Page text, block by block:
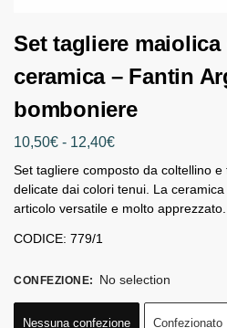
Set tagliere
ceramica – Fantin
bomboniere
10,50€ - 12,40€
Set tagliere composto da coltellino
delicate dai colori tenui. La
articolo versatile e molto
CODICE: 779/1
CONFEZIONE: No selection
Nessuna confezione Confezionato